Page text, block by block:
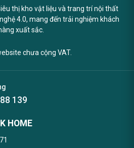
thị kho vật liệu và trang trí nội thất
4.0, mang đến trải nghiệm khách
xuất sắc.
chưa cộng VAT.
139
HOME